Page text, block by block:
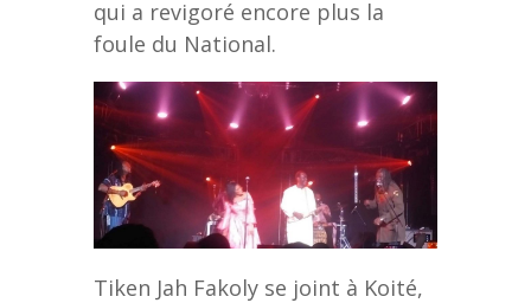
qui a revigoré encore plus la
foule du National.
Tiken Jah Fakoly se joint à Koité,